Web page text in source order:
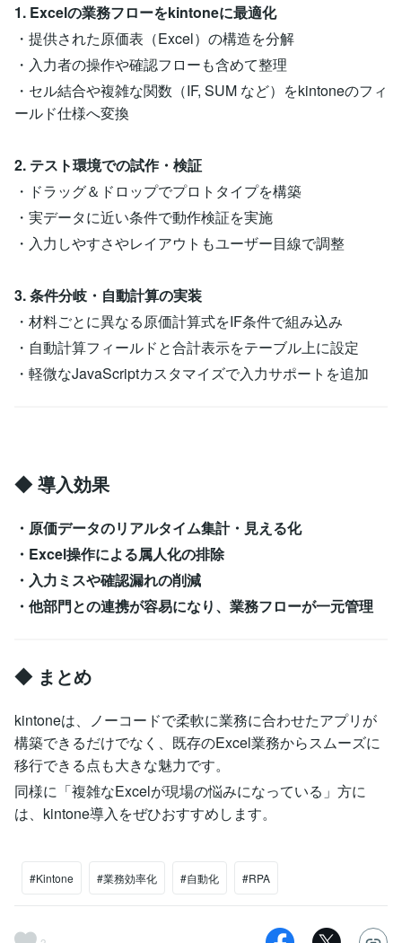
1. Excelの業務フローをkintoneに最適化
・提供された原価表（Excel）の構造を分解
・入力者の操作や確認フローも含めて整理
・セル結合や複雑な関数（IF, SUM など）をkintoneのフィ
ールド仕様へ変換
2. テスト環境での試作・検証
・ドラッグ＆ドロップでプロトタイプを構築
・実データに近い条件で動作検証を実施
・入力しやすさやレイアウトもユーザー目線で調整
3. 条件分岐・自動計算の実装
・材料ごとに異なる原価計算式をIF条件で組み込み
・自動計算フィールドと合計表示をテーブル上に設定
・軽微なJavaScriptカスタマイズで入力サポートを追加
◆ 導入効果
・原価データのリアルタイム集計・見える化
・Excel操作による属人化の排除
・入力ミスや確認漏れの削減
・他部門との連携が容易になり、業務フローが一元管理
◆ まとめ
kintoneは、ノーコードで柔軟に業務に合わせたアプリが
構築できるだけでなく、既存のExcel業務からスムーズに
移行できる点も大きな魅力です。
同様に「複雑なExcelが現場の悩みになっている」方に
は、kintone導入をぜひおすすめします。
#Kintone #業務効率化 #自動化 #RPA